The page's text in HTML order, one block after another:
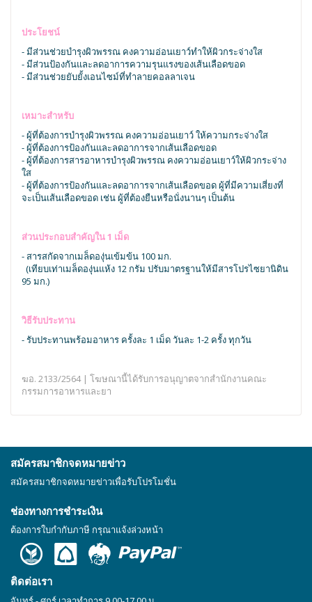
ประโยชน์
- มีส่วนช่วยบำรุงผิวพรรณ คงความอ่อนเยาว์ทำให้ผิวกระจ่างใส
- มีส่วนป้องกันและลดอาการความรุนแรงของเส้นเลือดขอด
- มีส่วนช่วยยับยั้งเอนไซม์ที่ทำลายคอลลาเจน
เหมาะสำหรับ
- ผู้ที่ต้องการบำรุงผิวพรรณ คงความอ่อนเยาว์ ให้ความกระจ่างใส
- ผู้ที่ต้องการป้องกันและลดอาการจากเส้นเลือดขอด
- ผู้ที่ต้องการสารอาหารบำรุงผิวพรรณ คงความอ่อนเยาว์ให้ผิวกระจ่าง
ใส
- ผู้ที่ต้องการป้องกันและลดอาการจากเส้นเลือดขอด ผู้ที่มีความเสี่ยงที่
จะเป็นเส้นเลือดขอด เช่น ผู้ที่ต้องยืนหรือนั่งนานๆ เป็นต้น
ส่วนประกอบสำคัญใน 1 เม็ด
- สารสกัดจากเมล็ดองุ่นเข้มข้น 100 มก.
(เทียบเท่าเมล็ดองุ่นแห้ง 12 กรัม ปรับมาตรฐานให้มีสารโปรไซยานิดิน
95 มก.)
วิธีรับประทาน
- รับประทานพร้อมอาหาร ครั้งละ 1 เม็ด วันละ 1-2 ครั้ง ทุกวัน
ฆอ. 2133/2564 | โฆษณานี้ได้รับการอนุญาตจากสำนักงานคณะ
กรรมการอาหารและยา
สมัครสมาชิกจดหมายข่าว
สมัครสมาชิกจดหมายข่าวเพื่อรับโปรโมชั่น
ช่องทางการชำระเงิน
ต้องการใบกำกับภาษี กรุณาแจ้งล่วงหน้า
ติดต่อเรา